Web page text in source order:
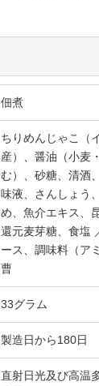
佃煮
ちりめんじゃこ（
産）、醤油（小麦
む）、砂糖、清酒
味液、さんしょう
め、魚介エキス、
還元麦芽糖、食塩
ース、調味料（ア
曹
33グラム
製造日から180日
直射日光及び高温